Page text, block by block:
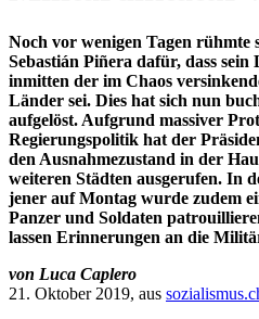
Noch vor wenigen Tagen rühmte
Sebastián Piñera dafür, dass sein
inmitten der im Chaos
Länder sei. Dies hat sich nun
aufgelöst. Aufgrund massiver
Regierungspolitik hat der
den Ausnahmezustand in der
weiteren Städten ausgerufen. In
jener auf Montag wurde zudem
Panzer und Soldaten
lassen Erinnerungen an die
von Luca Caplero
21. Oktober 2019, aus